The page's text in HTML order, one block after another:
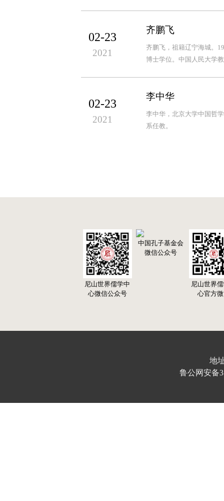
02-23
2021
齐鹏飞
齐鹏飞，祖籍辽宁海城。
博士学位。中国人民大学
02-23
2021
李中华
李中华，北京大学中国哲
系任教。
尼山世界儒学中
心微信公众号
中国孔子基金会
微信公众号
尼山世界
心官方
地
鲁公网安备